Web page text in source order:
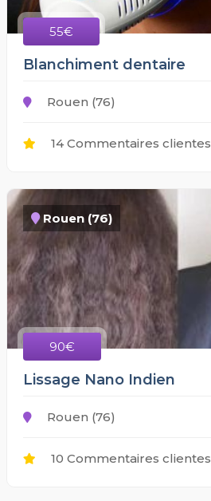
55€
Blanchiment dentaire
Rouen (76)
14 Commentaires clientes
Rouen (76)
90€
Lissage Nano Indien
Rouen (76)
10 Commentaires clientes